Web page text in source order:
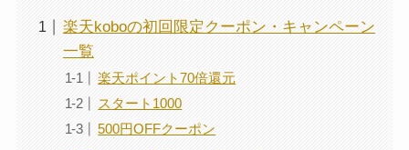
楽天koboの初回限定クーポン・キャンペーン
一覧
楽天ポイント70倍還元
スタート1000
500円OFFクーポン